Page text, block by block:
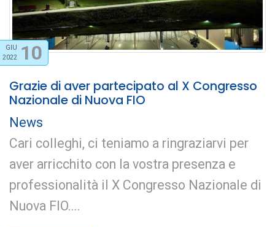
GIU
2022 10
Grazie di aver partecipato al X Congresso
Nazionale di Nuova FIO
News
Cari colleghi, ci teniamo a ringraziarvi per
aver arricchito con la vostra presenza e
professionalità il X Congresso Nazionale di
Nuova FIO....